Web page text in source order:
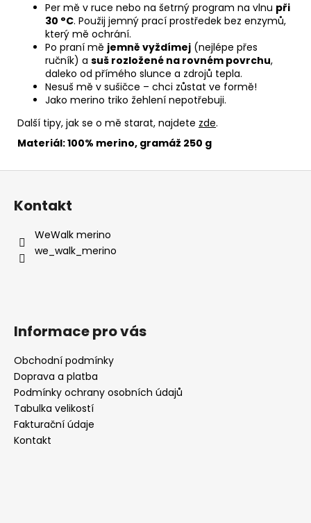
Per mě v ruce nebo na šetrný program na vlnu při
30 °C. Použij jemný prací prostředek bez enzymů,
který mě ochrání.
Po praní mě jemně vyždímej (nejlépe přes
ručník) a suš rozložené na rovném povrchu,
daleko od přímého slunce a zdrojů tepla.
Nesuš mě v sušičce – chci zůstat ve formě!
Jako merino triko žehlení nepotřebuji.
Další tipy, jak se o mě starat, najdete zde.
Materiál: 100% merino, gramáž 250 g
Z
Kontakt
WeWalk merino
we_walk_merino
Informace pro vás
Obchodní podmínky
Doprava a platba
Podmínky ochrany osobních údajů
Tabulka velikostí
Fakturační údaje
Kontakt